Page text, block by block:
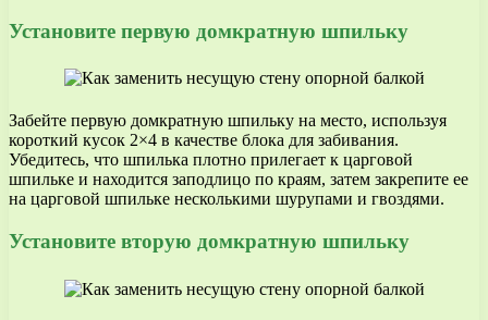
Установите первую домкратную шпильку
Забейте первую домкратную шпильку на место, используя
короткий кусок 2×4 в качестве блока для забивания.
Убедитесь, что шпилька плотно прилегает к царговой
шпильке и находится заподлицо по краям, затем закрепите ее
на царговой шпильке несколькими шурупами и гвоздями.
Установите вторую домкратную шпильку